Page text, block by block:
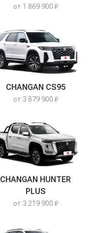
от 1 869 900 ₽
CHANGAN CS95
от 3 879 900 ₽
CHANGAN HUNTER
PLUS
от 3 219 900 ₽